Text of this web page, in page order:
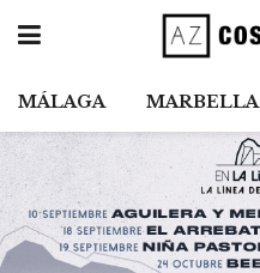
MÁLAGA MARBELLA